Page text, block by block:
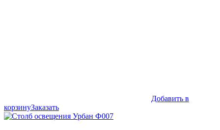
Добавить в
корзинуЗаказать